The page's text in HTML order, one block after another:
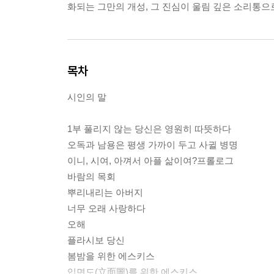
화되는 그만의 개성, 그 진심이 울림 깊은 소리통으
목차
시인의 말
1부 풀리지 않는 당신은 영원히 따뜻하다
오독과 남용은 평생 가까이 두고 사귈 병명
이니, 시여, 아껴서 아플 삶이여?프롤로그
바람의 목회
뿌리내리는 아버지
너무 오래 사랑하다
오해
플라시보 당신
봄밤을 위한 에스키스